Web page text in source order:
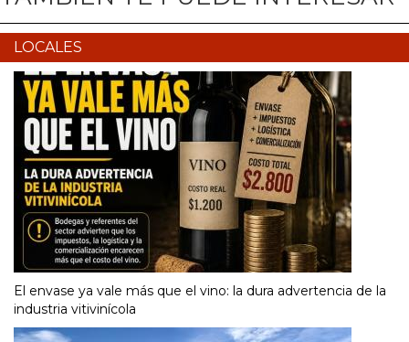
LOCALES
El envase ya vale más que el vino: la dura advertencia de la
industria vitivinícola